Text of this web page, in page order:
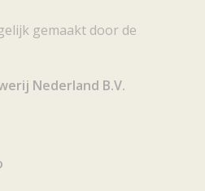
gemaakt door de
Nederland B.V.